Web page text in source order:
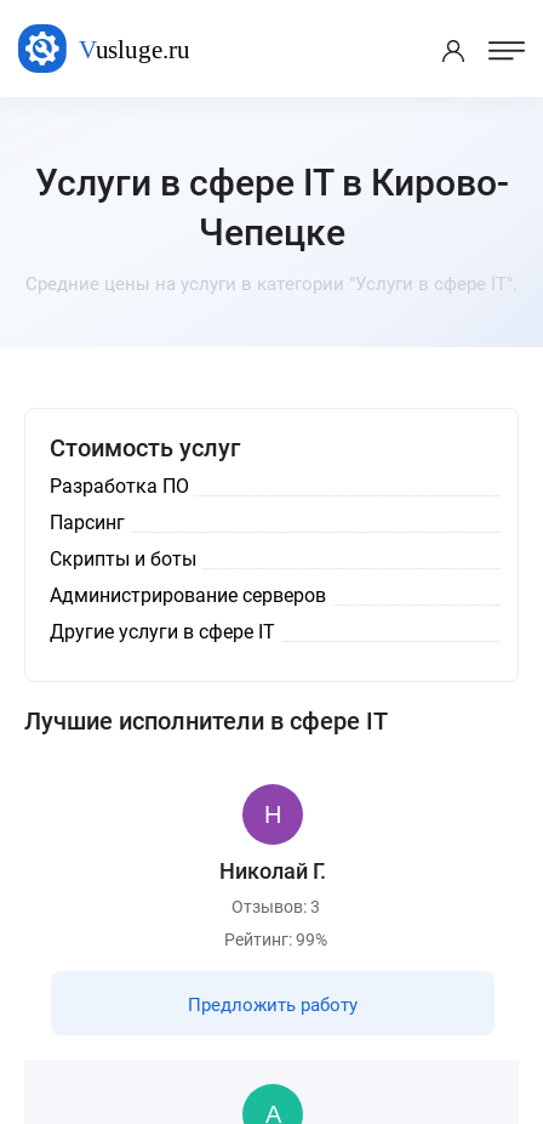
Услуги в сфере IT в Кирово-
Чепецке
Средние цены на услуги в категории "Услуги в сфере IT".
Стоимость услуг
Разработка ПО
Парсинг
Скрипты и боты
Администрирование серверов
Другие услуги в сфере IT
Лучшие исполнители в сфере IT
Николай Г.
Отзывов: 3
Рейтинг: 99%
Предложить работу